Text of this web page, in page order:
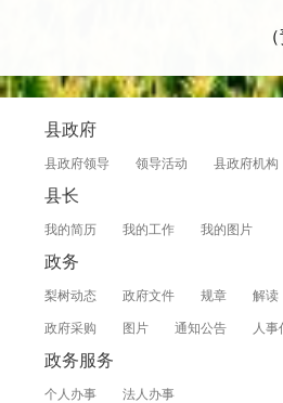
县政府
县政府领导 领导活动 县政府机构
县长
我的简历 我的工作 我的图片
政务
梨树动态 政府文件 规章 解读
政府采购 图片 通知公告 人事
政务服务
个人办事 法人办事